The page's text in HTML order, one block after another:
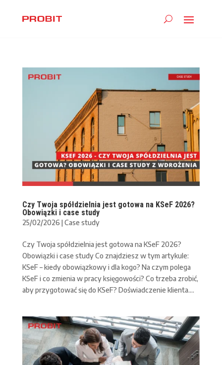
Czy Twoja spółdzielnia jest gotowa na KSeF 2026?
Obowiązki i case study
25/02/2026 |Case study
Czy Twoja spółdzielnia jest gotowa na KSeF 2026?
Obowiązki i case study Co znajdziesz w tym artykule:
KSeF – kiedy obowiązkowy i dla kogo? Na czym polega
KSeF i co zmienia w pracy księgowości? Co trzeba zrobić,
aby przygotować się do KSeF? Doświadczenie klienta....